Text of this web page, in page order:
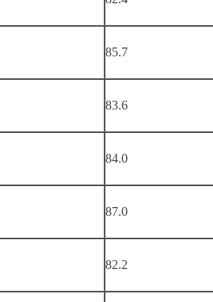
85.7
83.6
84.0
87.0
82.2